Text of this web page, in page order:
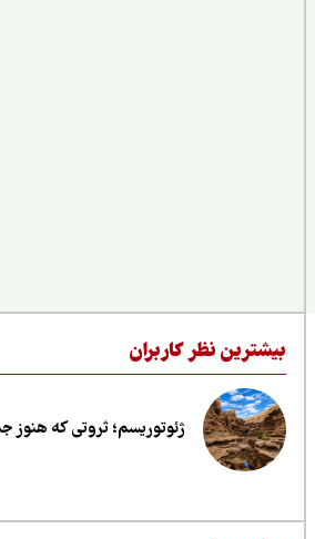
نظر کاربران
ژئوتوریسم؛ ثروتی که هنوز جدی